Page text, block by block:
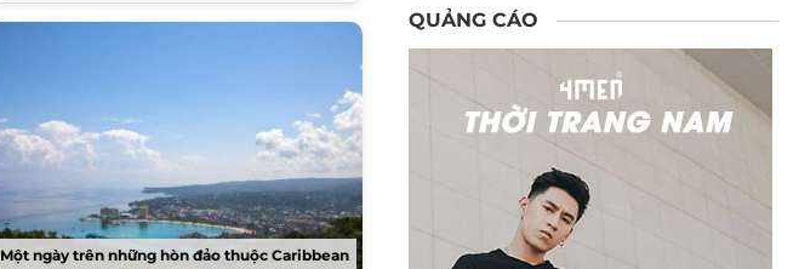
Một ngày trên những hòn đảo thuộc Caribbean
QUẢNG CÁO